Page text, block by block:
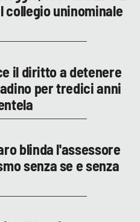
collegio uninominale
il diritto a detenere
per tredici anni
blinda l'assessore
senza se e senza